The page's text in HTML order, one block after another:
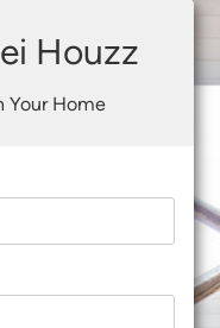
Houzz
Your Home